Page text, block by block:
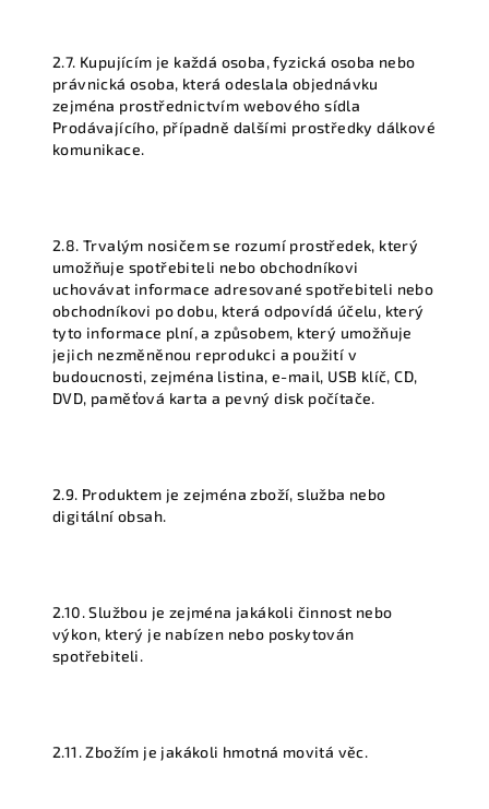
2.7. Kupujícím je každá osoba, fyzická osoba nebo
právnická osoba, která odeslala objednávku
zejména prostřednictvím webového sídla
Prodávajícího, případně dalšími prostředky dálkové
komunikace.
2.8. Trvalým nosičem se rozumí prostředek, který
umožňuje spotřebiteli nebo obchodníkovi
uchovávat informace adresované spotřebiteli nebo
obchodníkovi po dobu, která odpovídá účelu, který
tyto informace plní, a způsobem, který umožňuje
jejich nezměněnou reprodukci a použití v
budoucnosti, zejména listina, e-mail, USB klíč, CD,
DVD, paměťová karta a pevný disk počítače.
2.9. Produktem je zejména zboží, služba nebo
digitální obsah.
2.10. Službou je zejména jakákoli činnost nebo
výkon, který je nabízen nebo poskytován
spotřebiteli.
2.11. Zbožím je jakákoli hmotná movitá věc.